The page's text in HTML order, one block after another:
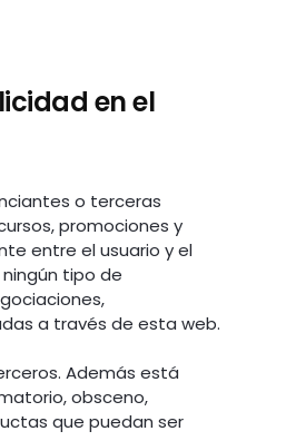
en el
o terceras
promociones y
entre el usuario y el
tipo de
a través de esta web.
Además está
obsceno,
que puedan ser